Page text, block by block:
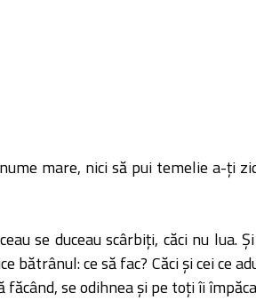
mare, nici să pui temelie a-ţi
se duceau scârbiţi, căci nu lua.
bătrânul: ce să fac? Căci şi cei ce
făcând, se odihnea şi pe toţi îi